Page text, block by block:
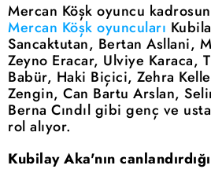
Mercan Köşk oyuncu
Mercan Köşk oyuncuları
Sancaktutan, Bertan Asllani,
Zeyno Eracar, Ulviye Karaca,
Babür, Haki Biçici, Zehra
Zengin, Can Bartu Arslan,
Berna Cındıl gibi genç ve
rol alıyor.
Kubilay Aka'nın